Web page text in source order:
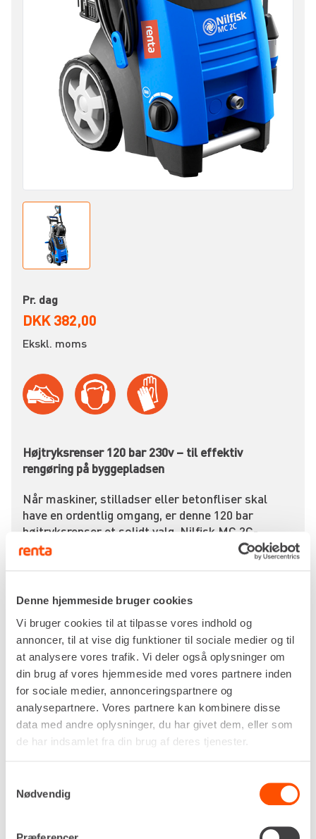
Denne hjemmeside bruger cookies
Vi bruger cookies til at tilpasse vores indhold og
annoncer, til at vise dig funktioner til sociale medier og til
at analysere vores trafik. Vi deler også oplysninger om
din brug af vores hjemmeside med vores partnere inden
for sociale medier, annonceringspartnere og
analysepartnere. Vores partnere kan kombinere disse
data med andre oplysninger, du har givet dem, eller som
de har indsamlet fra din brug af deres tjenester.
Nødvendig
Pr. dag
DKK 382,00
Ekskl. moms
Højtryksrenser 120 bar 230v – til effektiv
rengøring på byggepladsen
Når maskiner, stilladser eller betonfliser skal
have en ordentlig omgang, er denne 120 bar
højtryksrenser et solidt valg. Nilfisk MC 2C-
120/520 XT er en alsidig højtryksrenser på 230
eller i produktionshaller. Den leverer et jævnt og
betonstøv uden at efterlade rod.
Med et pumpetryk på op til 140 bar og en
vandmængde på 516 liter i timen har du rigeligt
med power til de fleste professionelle opgaver.
Den kompakte størrelse og egenvægten på 27 kilo
gør den let at flytte rundt mellem opgaver – og du
slipper for at bakse med tungt udstyr, der fylder
velkendte kvalitet kan du roligt regne med, at
Kabellængden på fem meter og maks. 60 grader